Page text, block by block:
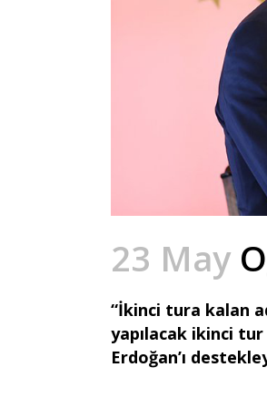
23 May
“İkinci tura kalan
yapılacak ikinci tur
Erdoğan’ı